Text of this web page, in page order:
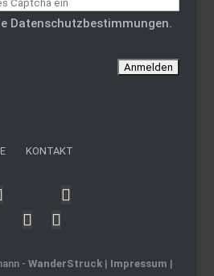
Datenschutzbestimmungen.
KONTAKT
- WanderStruck| Impressum |